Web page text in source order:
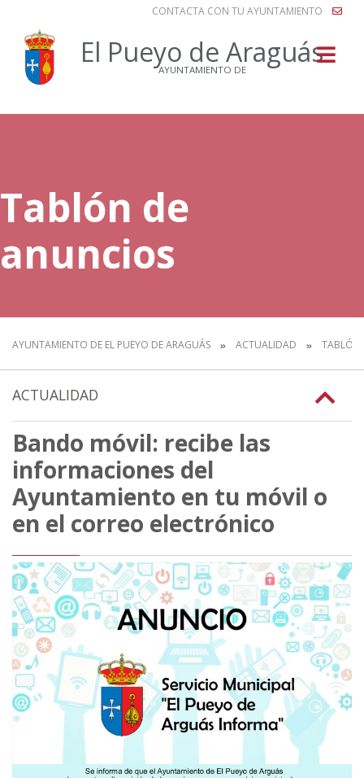
CONTACTA CON TU AYUNTAMIENTO
El Pueyo de Araguás
AYUNTAMIENTO DE
Tablón de
anuncios
AYUNTAMIENTO DE EL PUEYO DE ARAGUÁS ACTUALIDAD TABLÓN
ACTUALIDAD
Bando móvil: recibe las
informaciones del
Ayuntamiento en tu móvil o
en el correo electrónico